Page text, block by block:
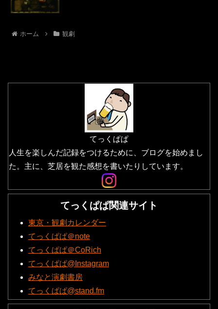
ホーム 観劇
てっくぱぱ
人生を楽しんだ記録をつけるために、ブログを始めまし
た。主に、芝居を観た感想を書いたりしています。
てっくぱぱ関連サイト
東京・観劇カレンダー
てっくぱぱ＠note
てっくぱぱ＠CoRich
てっくぱぱ@Instagram
みなと演劇書房
てっくぱぱ@stand.fm